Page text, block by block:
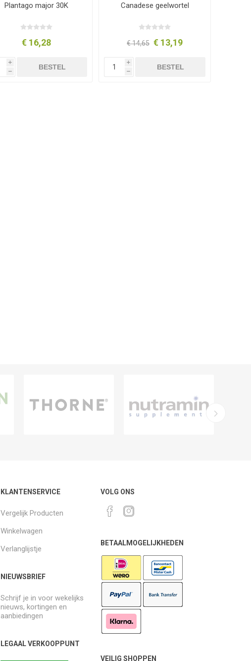
Plantago major 30K
€ 16,28
i
h
BESTEL
Canadese geelwortel
€ 14,65 € 13,19
i
h
BESTEL
KLANTENSERVICE
Vergelijk Producten
Winkelwagen
Verlanglijstje
NIEUWSBRIEF
Schrijf je in voor wekelijks
nieuws, kortingen en
aanbiedingen
LEGAAL VERKOOPPUNT
VOLG ONS
BETAALMOGELIJKHEDEN
VEILIG SHOPPEN